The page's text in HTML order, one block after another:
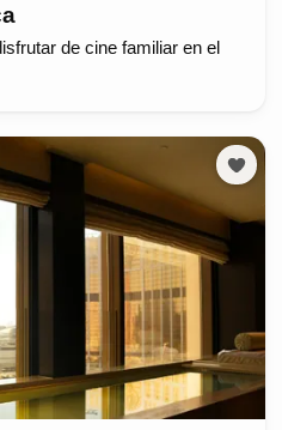
de cine familiar en el